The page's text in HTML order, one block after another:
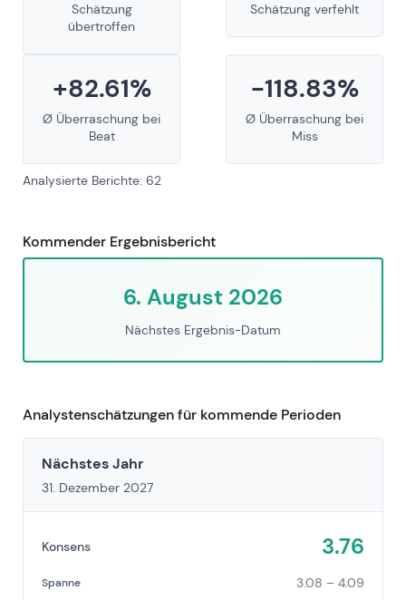
Schätzung
übertroffen
Schätzung verfehlt
+82.61%
Ø Überraschung bei
Beat
-118.83%
Ø Überraschung bei
Miss
Analysierte Berichte: 62
Kommender Ergebnisbericht
6. August 2026
Nächstes Ergebnis-Datum
Analystenschätzungen für kommende Perioden
Nächstes Jahr
31. Dezember 2027
Konsens 3.76
Spanne 3.08 – 4.09